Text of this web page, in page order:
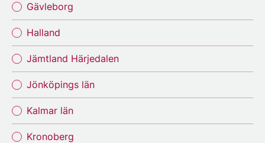
Gävleborg
Halland
Jämtland Härjedalen
Jönköpings län
Kalmar län
Kronoberg